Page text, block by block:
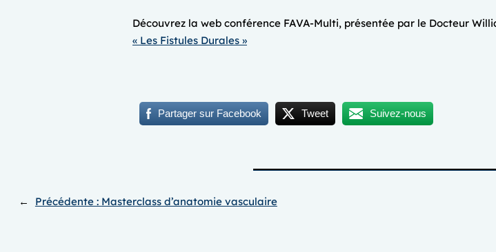
Découvrez la web conférence FAVA-Multi, présentée par le Docteur
« Les Fistules Durales »
Partager sur Facebook Tweet Suivez-nous
← Précédente : Masterclass d’anatomie vasculaire